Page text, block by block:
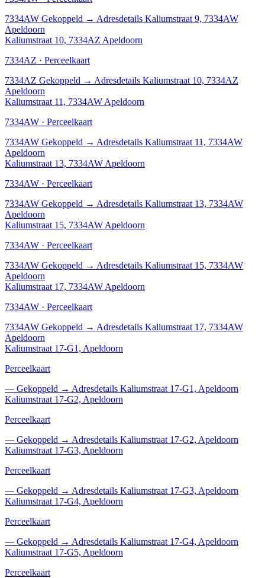
7334AW Gekoppeld → Adresdetails Kaliumstraat 9, 7334AW
Apeldoorn
Kaliumstraat 10, 7334AZ Apeldoorn
7334AZ · Perceelkaart
7334AZ Gekoppeld → Adresdetails Kaliumstraat 10, 7334AZ
Apeldoorn
Kaliumstraat 11, 7334AW Apeldoorn
7334AW · Perceelkaart
7334AW Gekoppeld → Adresdetails Kaliumstraat 11, 7334AW
Apeldoorn
Kaliumstraat 13, 7334AW Apeldoorn
7334AW · Perceelkaart
7334AW Gekoppeld → Adresdetails Kaliumstraat 13, 7334AW
Apeldoorn
Kaliumstraat 15, 7334AW Apeldoorn
7334AW · Perceelkaart
7334AW Gekoppeld → Adresdetails Kaliumstraat 15, 7334AW
Apeldoorn
Kaliumstraat 17, 7334AW Apeldoorn
7334AW · Perceelkaart
7334AW Gekoppeld → Adresdetails Kaliumstraat 17, 7334AW
Apeldoorn
Kaliumstraat 17-G1, Apeldoorn
Perceelkaart
— Gekoppeld → Adresdetails Kaliumstraat 17-G1, Apeldoorn
Kaliumstraat 17-G2, Apeldoorn
Perceelkaart
— Gekoppeld → Adresdetails Kaliumstraat 17-G2, Apeldoorn
Kaliumstraat 17-G3, Apeldoorn
Perceelkaart
— Gekoppeld → Adresdetails Kaliumstraat 17-G3, Apeldoorn
Kaliumstraat 17-G4, Apeldoorn
Perceelkaart
— Gekoppeld → Adresdetails Kaliumstraat 17-G4, Apeldoorn
Kaliumstraat 17-G5, Apeldoorn
Perceelkaart